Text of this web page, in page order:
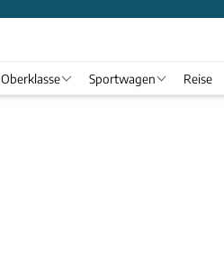
Oberklasse Sportwagen Reise